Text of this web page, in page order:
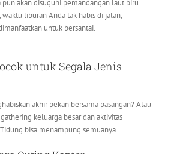
akan disuguhi pemandangan laut biru
waktu liburan Anda tak habis di jalan,
untuk bersantai.
untuk Segala Jenis
akhir pekan bersama pasangan? Atau
keluarga besar dan aktivitas
bisa menampung semuanya.